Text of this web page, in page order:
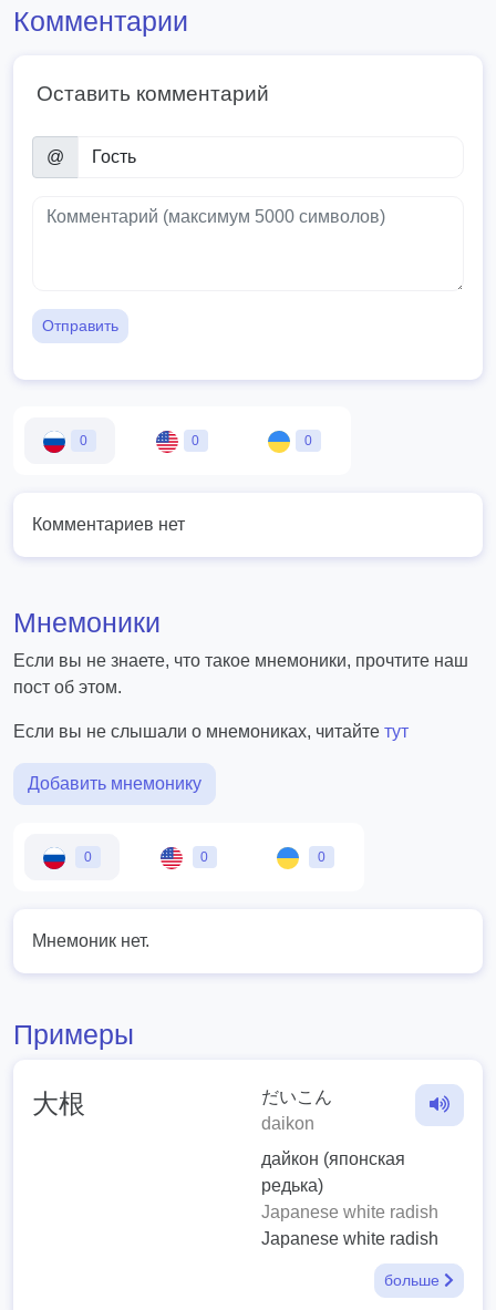
Комментарии
Оставить комментарий
@
Отправить
0 0 0
Комментариев нет
Мнемоники
Если вы не знаете, что такое мнемоники, прочтите наш
пост об этом.
Если вы не слышали о мнемониках, читайте тут
Добавить мнемонику
0 0 0
Мнемоник нет.
Примеры
大根
だいこん
daikon
дайкон (японская
редька)
Japanese white radish
Japanese white radish
больше